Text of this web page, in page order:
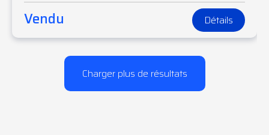
Vendu Détails
Charger plus de résultats